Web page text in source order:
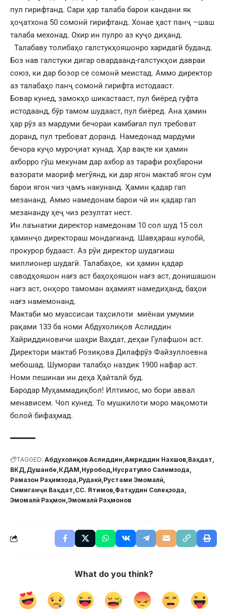
пул гирифтанд. Сари ҳар талаба барои кандани як
ҳоҷатхона 50 сомонӣ гирифтанд. Хонае ҳаст панҷ –шаш
талаба мехонад. Охир ин пулро аз куҷо диҳанд.
Талабаву толибаҳо галстукҳояшонро харидагӣ буданд.
Боз нав галстуки дигар овардаанд-галстукҳои давраи
союз, ки дар бозор се сомонӣ меистад. Аммо директор
аз талабаҳо панҷ сомонӣ гирифта истодааст.
Бовар кунед, замокҳо шикастааст, пул биёред гуфта
истодаанд, бӯр тамом шудааст, пул биёред. Ана ҳамин
ҳар рӯз аз мардуми бечораи камбағал пул требоват
доранд, пул требоват доранд. Намедонад мардуми
бечора куҷо муроҷиат кунад. Ҳар вақте ки ҳамин
ахборро гӯш мекунам дар ахбор аз тарафи роҳбарони
вазорати маориф мегӯянд, ки дар ягон мактаб ягон сум
барои ягон чиз ҷамъ накунанд. Ҳамин қадар гап
мезананд. Аммо намедонам барои чӣ ин қадар гап
мезананду ҳеҷ чиз резултат нест.
Ин лаънатии директор намедонам 10 сол шуд 15 сол
ҳаминҷо директораш мондагианд. Шавҳараш кулобӣ,
прокурор будааст. Аз рӯи директор шудагиаш
миллионер шудагӣ. Талабаҳое, ки ҳамин қадар
саводҳояшон нағз аст баҳоҳояшон нағз аст, донишашон
нағз аст, онҳоро тамоман аҳамият намедиҳанд, баҳои
нағз намемонанд.
Мактаби мо муассисаи таҳсилоти миёнаи умумии
рақами 133 ба номи Абдухолиқов Аслиддин
Хайриддиновичи шаҳри Ваҳдат, деҳаи Гулафшон аст.
Директори мактаб Розиқова Дилафрӯз Файзуллоевна
мебошад. Шумораи талабҳо наздик 1900 нафар аст.
Номи пешинаи ин деҳа Ҳайталӣ буд.
Бародар Муҳаммадиқбол! Илтимос, мо бори аввал
менависем. Чоп кунед. То мушкилоти моро мақомоти
болоӣ бифаҳмад.
TAGGED: Абдухолиқов Аслиддин Амриддин Нахшов Ваҳдат
ВКД Душанбе КДАМ Нуробод Нусратулло Салимзода
Рамазон Раҳимзода Рудакӣ Рустами Эмомалӣ
Симиганҷи Ваҳдат СС. Ятимов Фатҳудин Солеҳзода
Эмомалӣ Раҳмон Эмомалӣ Раҳмонов
What do you think?